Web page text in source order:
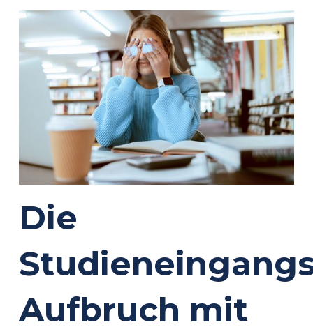
Die
Aufbruch mit